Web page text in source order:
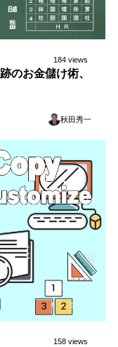
184 views
のお金儲け術、
秋田秀一
158 views